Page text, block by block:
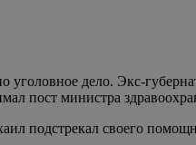
дело. Экс-
пост министра
подстрекал своего